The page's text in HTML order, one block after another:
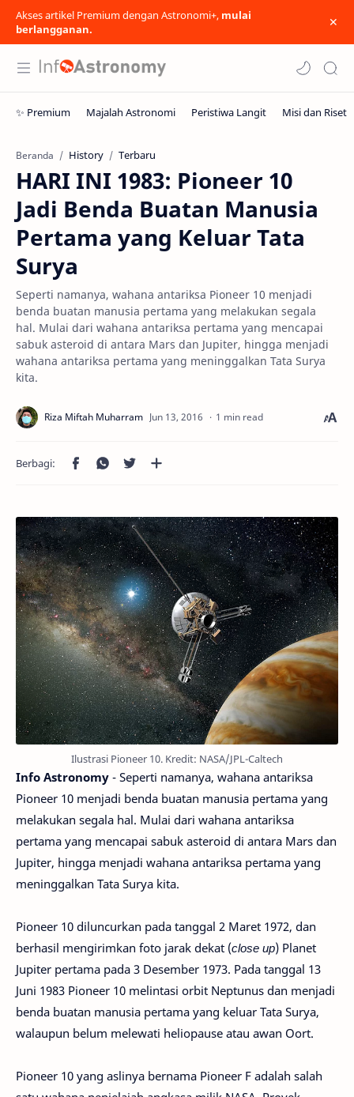
Akses artikel Premium dengan Astronomi+, mulai
berlangganan.
Beranda History Terbaru
HARI INI 1983: Pioneer 10
Jadi Benda Buatan Manusia
Pertama yang Keluar Tata
Surya
Seperti namanya, wahana antariksa Pioneer 10 menjadi
benda buatan manusia pertama yang melakukan segala
hal. Mulai dari wahana antariksa pertama yang mencapai
sabuk asteroid di antara Mars dan Jupiter, hingga menjadi
wahana antariksa pertama yang meninggalkan Tata Surya
kita.
1 min read
Ilustrasi Pioneer 10. Kredit: NASA/JPL-Caltech
Info Astronomy - Seperti namanya, wahana antariksa
Pioneer 10 menjadi benda buatan manusia pertama yang
melakukan segala hal. Mulai dari wahana antariksa
pertama yang mencapai sabuk asteroid di antara Mars dan
Jupiter, hingga menjadi wahana antariksa pertama yang
meninggalkan Tata Surya kita.
Pioneer 10 diluncurkan pada tanggal 2 Maret 1972, dan
berhasil mengirimkan foto jarak dekat (close up) Planet
Jupiter pertama pada 3 Desember 1973. Pada tanggal 13
Juni 1983 Pioneer 10 melintasi orbit Neptunus dan menjadi
benda buatan manusia pertama yang keluar Tata Surya,
walaupun belum melewati heliopause atau awan Oort.
Pioneer 10 yang aslinya bernama Pioneer F adalah salah